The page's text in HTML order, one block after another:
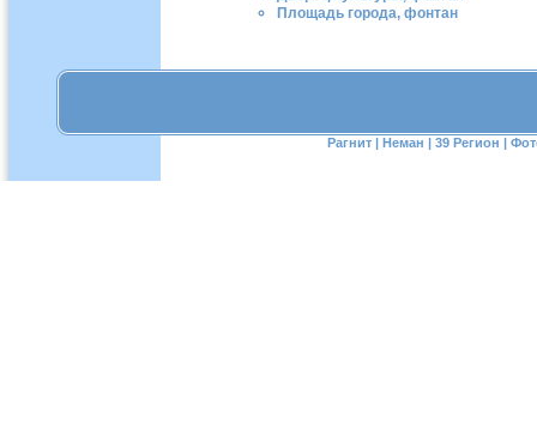
Площадь города, фонтан
Рагнит | Неман | 39 Регион |